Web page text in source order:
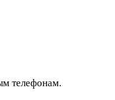
телефонам.